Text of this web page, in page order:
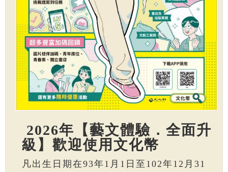
2026年【藝文體驗．全面升
級】歡迎使用文化幣
凡出生日期在93年1月1日至102年12月31